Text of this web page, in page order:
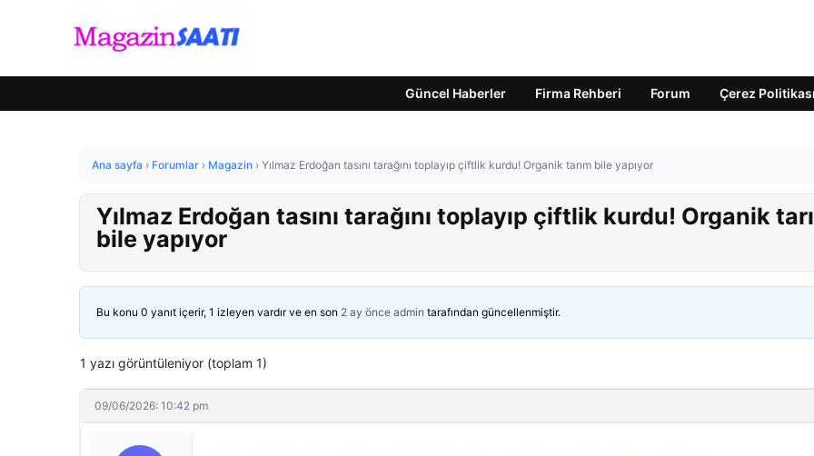
Güncel Haberler Firma Rehberi Forum Çerez Politikası
Ana sayfa › Forumlar › Magazin › Yılmaz Erdoğan tasını tarağını toplayıp çiftlik kurdu! Organik tarım bile yapıyor
Yılmaz Erdoğan tasını tarağını toplayıp çiftlik kurdu! Organik
bile yapıyor
Bu konu 0 yanıt içerir, 1 izleyen vardır ve en son 2 ay önce admin tarafından güncellenmiştir.
1 yazı görüntüleniyor (toplam 1)
09/06/2026: 10:42 pm